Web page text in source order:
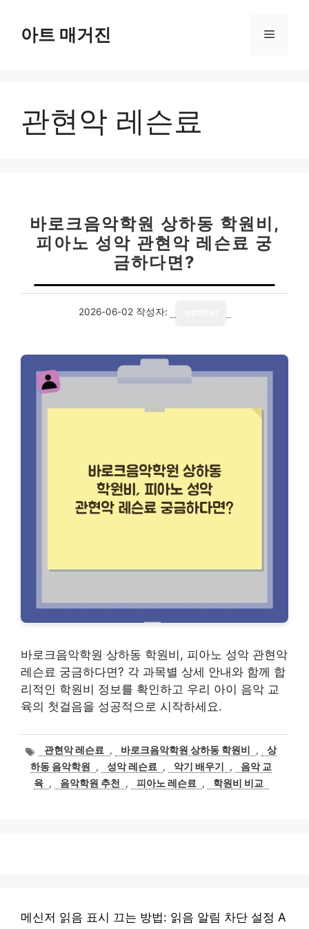
아트 매거진 메
관현악 레슨료
바로크음악학원 상하동 학원비,
피아노 성악 관현악 레슨료 궁
금하다면?
2026-06-02 작성자:
바로크음악학원 상하동 학원비, 피아노 성악 관현악
레슨료 궁금하다면? 각 과목별 상세 안내와 함께 합
리적인 학원비 정보를 확인하고 우리 아이 음악 교
육의 첫걸음을 성공적으로 시작하세요.
태
그
관현악 레슨료 , 바로크음악학원 상하동 학원비 ,
상
하동 음악학원
, 성악 레슨료 , 악기 배우기 ,
음악 교
육 , 음악학원 추천 , 피아노 레슨료 , 학원비 비교
메신저 읽음 표시 끄는 방법: 읽음 알림 차단 설정 A